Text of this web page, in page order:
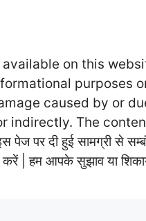
on this
purposes
caused by or
indirectly. The
दी हुई सामग्री से
करें | हम आपके सुझाव या